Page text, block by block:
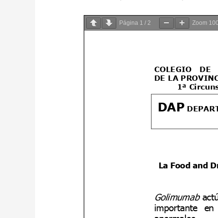
Página 1 / 2 Zoom